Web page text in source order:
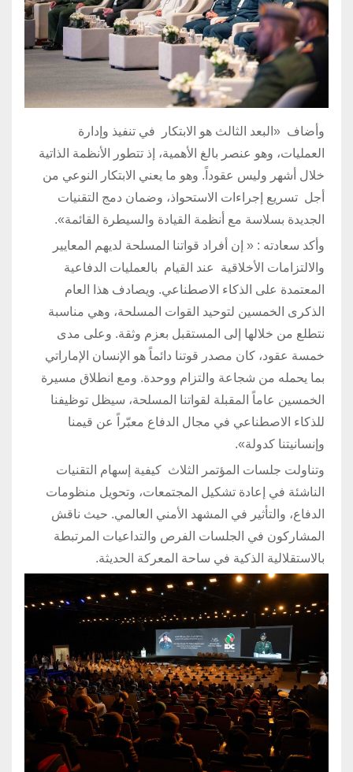
وأضاف «البعد الثالث هو الابتكار في تنفيذ وإدارة
العمليات، وهو عنصر بالغ الأهمية، إذ تتطور الأنظمة الذاتية
خلال أشهر وليس عقوداً. وهو ما يعني الابتكار النوعي من
أجل تسريع إجراءات الاستحواذ، وضمان دمج التقنيات
الجديدة بسلاسة مع أنظمة القيادة والسيطرة القائمة».
وأكد سعادته : « إن أفراد قواتنا المسلحة لديهم المعايير
والالتزامات الأخلاقية عند القيام بالعمليات الدفاعية
المعتمدة على الذكاء الاصطناعي. ويصادف هذا العام
الذكرى الخمسين لتوحيد القوات المسلحة، وهي مناسبة
نتطلع من خلالها إلى المستقبل بعزم وثقة. وعلى مدى
خمسة عقود، كان مصدر قوتنا دائماً هو الإنسان الإماراتي
بما يحمله من شجاعة والتزام ووحدة. ومع انطلاق مسيرة
الخمسين عاماً المقبلة لقواتنا المسلحة، سيظل توظيفنا
للذكاء الاصطناعي في مجال الدفاع معبّراً عن قيمنا
وإنسانيتنا كدولة».
وتناولت جلسات المؤتمر الثلاث كيفية إسهام التقنيات
الناشئة في إعادة تشكيل المجتمعات، وتحويل منظومات
الدفاع، والتأثير في المشهد الأمني العالمي. حيث ناقش
المشاركون في الجلسات الفرص والتداعيات المرتبطة
بالاستقلالية الذكية في ساحة المعركة الحديثة.